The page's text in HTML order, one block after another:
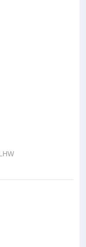
定--亚甲基蓝分光光度